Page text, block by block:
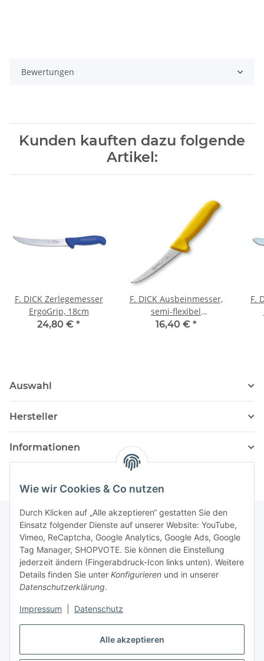
Alle akzeptieren
Wie wir Cookies & Co nutzen
Durch Klicken auf „Alle akzeptieren“ gestatten Sie den
Einsatz folgender Dienste auf unserer Website: YouTube,
Vimeo, ReCaptcha, Google Analytics, Google Ads, Google
Tag Manager, SHOPVOTE. Sie können die Einstellung
jederzeit ändern (Fingerabdruck-Icon links unten). Weitere
Details finden Sie unter Konfigurieren und in unserer
Datenschutzerklärung.
Impressum Datenschutz
Bewertungen
Kunden kauften dazu folgende
Artikel:
F. DICK Zerlegemesser
ErgoGrip, 18cm
24,80 € *
F. DICK Ausbeinmesser,
semi-flexibel
MasterGrip, 13cm,
16,40 € *
F.
Auswahl
Hersteller
Informationen
Newsletter Abonnieren
Bitte senden Sie mir entsprechend Ihrer
Datenschutzerklärungregelmäßig und jederzeit widerruflich
Informationen zu Ihrem Produktsortiment per E-Mail zu.
Abonnieren
Newsletter Abonnieren